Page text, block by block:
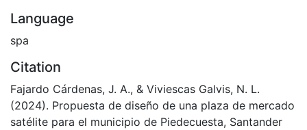
Language
spa
Citation
Fajardo Cárdenas, J. A., & Viviescas Galvis, N. L.
(2024). Propuesta de diseño de una plaza de mercado
satélite para el municipio de Piedecuesta, Santander